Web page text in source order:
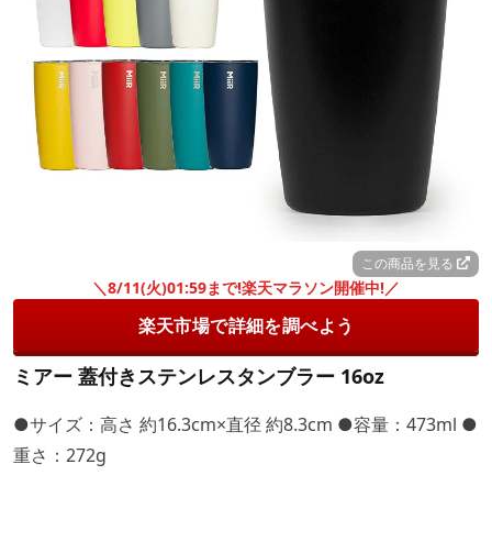
この商品を見る
＼8/11(火)01:59まで!楽天マラソン開催中!／
楽天市場で詳細を調べよう
ミアー 蓋付きステンレスタンブラー 16oz
●サイズ：高さ 約16.3cm×直径 約8.3cm ●容量：473ml ●
重さ：272g